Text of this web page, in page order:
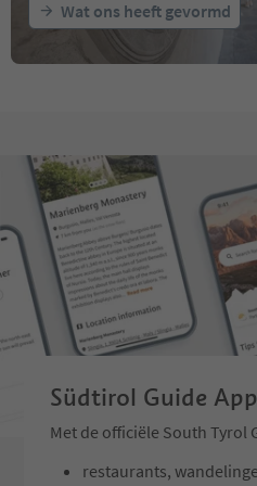
ritten every day.
Wat ons heeft gevormd
Südtirol Guide App
Met de officiële South Tyrol
restaurants,